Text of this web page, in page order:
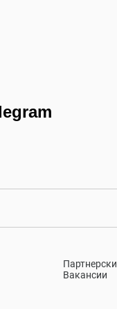
Вакансии